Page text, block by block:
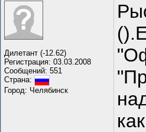
Дилетант (-12.62)
Регистрация: 03.03.2008
Сообщений: 551
Страна:
Город: Челябинск